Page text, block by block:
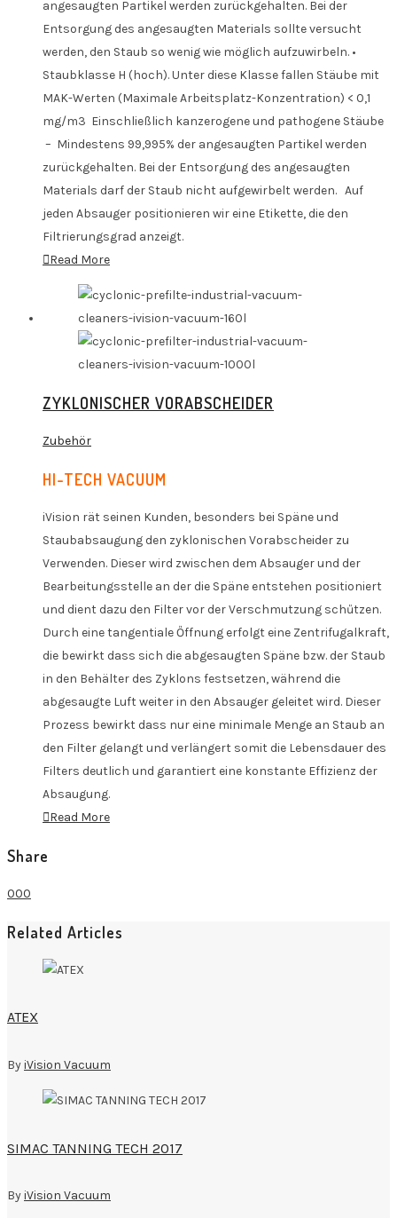
angesaugten Partikel werden zurückgehalten. Bei der
Entsorgung des angesaugten Materials sollte versucht
werden, den Staub so wenig wie möglich aufzuwirbeln. •
Staubklasse H (hoch). Unter diese Klasse fallen Stäube mit
MAK-Werten (Maximale Arbeitsplatz-Konzentration) < 0,1
mg/m3 Einschließlich kanzerogene und pathogene Stäube
– Mindestens 99,995% der angesaugten Partikel werden
zurückgehalten. Bei der Entsorgung des angesaugten
Materials darf der Staub nicht aufgewirbelt werden. Auf
jeden Absauger positionieren wir eine Etikette, die den
Filtrierungsgrad anzeigt.
Read More
ZYKLONISCHER VORABSCHEIDER
Zubehör
HI-TECH VACUUM
iVision rät seinen Kunden, besonders bei Späne und
Staubabsaugung den zyklonischen Vorabscheider zu
Verwenden. Dieser wird zwischen dem Absauger und der
Bearbeitungsstelle an der die Späne entstehen positioniert
und dient dazu den Filter vor der Verschmutzung schűtzen.
Durch eine tangentiale Őffnung erfolgt eine Zentrifugalkraft,
die bewirkt dass sich die abgesaugten Späne bzw. der Staub
in den Behälter des Zyklons festsetzen, während die
abgesaugte Luft weiter in den Absauger geleitet wird. Dieser
Prozess bewirkt dass nur eine minimale Menge an Staub an
den Filter gelangt und verlängert somit die Lebensdauer des
Filters deutlich und garantiert eine konstante Effizienz der
Absaugung.
Read More
Share
000
Related Articles
ATEX
ByiVision Vacuum
SIMAC TANNING TECH 2017
ByiVision Vacuum